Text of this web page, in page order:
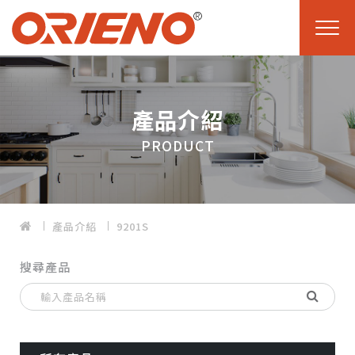
產品介紹
PRODUCT
產品介紹 9201S
搜尋產品